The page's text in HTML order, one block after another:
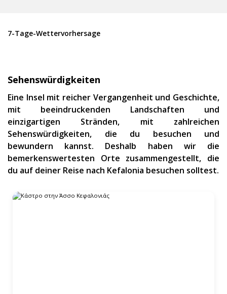
7-Tage-Wettervorhersage
Sehenswürdigkeiten
Eine Insel mit reicher Vergangenheit und Geschichte,
mit beeindruckenden Landschaften und
einzigartigen Stränden, mit zahlreichen
Sehenswürdigkeiten, die du besuchen und
bewundern kannst. Deshalb haben wir die
bemerkenswertesten Orte zusammengestellt, die
du auf deiner Reise nach Kefalonia besuchen solltest.